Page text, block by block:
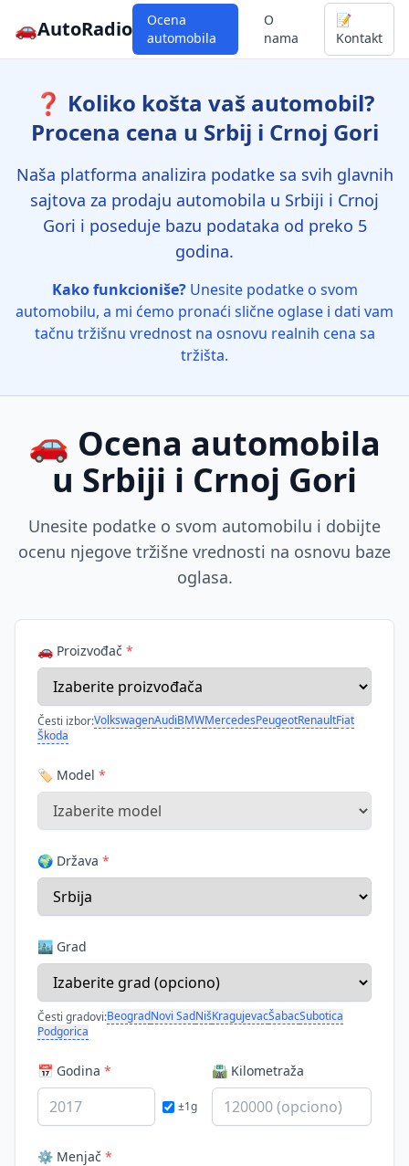
🚗AutoRadio
Ocena
automobila
O
nama
📝
Kontakt
❓ Koliko košta vaš automobil?
Procena cena u Srbij i Crnoj Gori
Naša platforma analizira podatke sa svih glavnih
sajtova za prodaju automobila u Srbiji i Crnoj
Gori i poseduje bazu podataka od preko 5
godina.
Kako funkcioniše?Unesite podatke o svom
automobilu, a mi ćemo pronaći slične oglase i dati vam
tačnu tržišnu vrednost na osnovu realnih cena sa
tržišta.
🚗 Ocena automobila
u Srbiji i Crnoj Gori
Unesite podatke o svom automobilu i dobijte
ocenu njegove tržišne vrednosti na osnovu baze
oglasa.
🚗 Proizvođač *
Česti izbor:VolkswagenAudiBMWMercedesPeugeotRenaultFiat
Škoda
🏷️ Model *
🌍 Država *
🏙️ Grad
Česti gradovi:BeogradNovi SadNišKragujevacŠabacSubotica
Podgorica
📅 Godina *
±1g
🛣️ Kilometraža
⚙️ Menjač *